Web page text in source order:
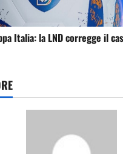
Italia: la LND corregge il